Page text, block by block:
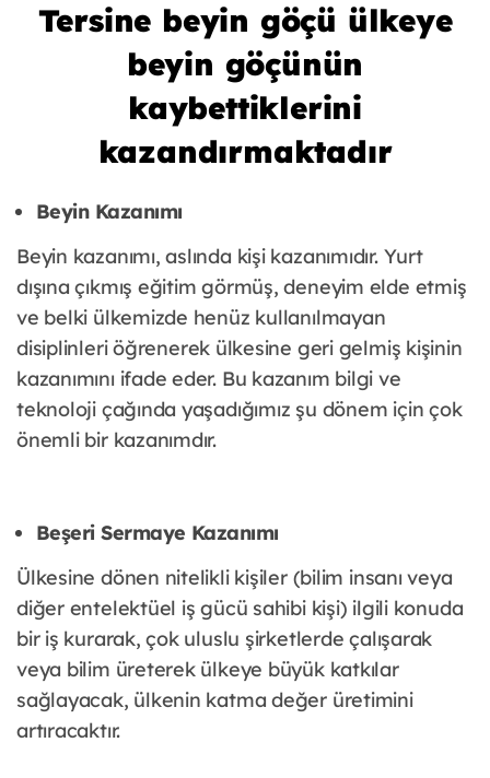
Tersine beyin göçü ülkeye
beyin göçünün
kaybettiklerini
kazandırmaktadır
Beyin Kazanımı
Beyin kazanımı, aslında kişi kazanımıdır. Yurt
dışına çıkmış eğitim görmüş, deneyim elde etmiş
ve belki ülkemizde henüz kullanılmayan
disiplinleri öğrenerek ülkesine geri gelmiş kişinin
kazanımını ifade eder. Bu kazanım bilgi ve
teknoloji çağında yaşadığımız şu dönem için çok
önemli bir kazanımdır.
Beşeri Sermaye Kazanımı
Ülkesine dönen nitelikli kişiler (bilim insanı veya
diğer entelektüel iş gücü sahibi kişi) ilgili konuda
bir iş kurarak, çok uluslu şirketlerde çalışarak
veya bilim üreterek ülkeye büyük katkılar
sağlayacak, ülkenin katma değer üretimini
artıracaktır.